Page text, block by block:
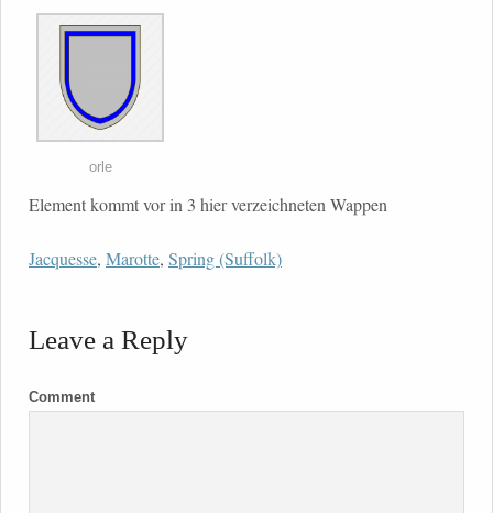
orle
Element kommt vor in 3 hier verzeichneten Wappen
Jacquesse, Marotte, Spring (Suffolk)
Leave a Reply
Comment